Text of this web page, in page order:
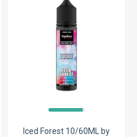
Iced Forest 10/60ML by